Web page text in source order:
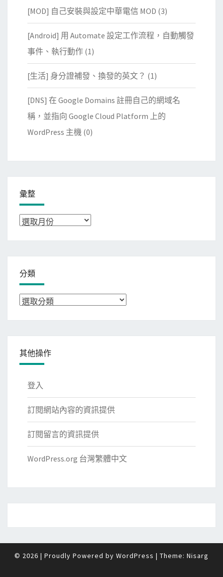
[MOD] 自己安裝與設定中華電信 MOD (3)
[Android] 用 Automate 設定工作流程，自動觸發
事件、執行動作 (1)
[生活] 身分證補發、換發的英文？ (1)
[DNS] 在 Google Domains 註冊自己的網域名
稱，並指向 Google Cloud Platform 上的
WordPress 主機 (0)
彙整
彙
分類
分
其他操作
登入
訂閱網站內容的資訊提供
訂閱留言的資訊提供
WordPress.org 台灣繁體中文
© 2026 | Proudly Powered by WordPress | Theme: Nisarg